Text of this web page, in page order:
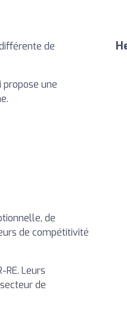
de
propose une
de
de compétitivité
Leurs
de